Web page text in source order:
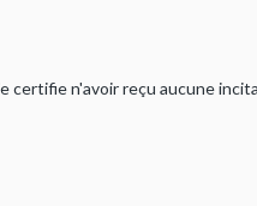
certifie n'avoir reçu aucune